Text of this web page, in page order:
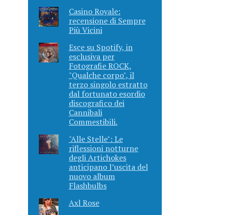
Casino Royale:
recensione di Sempre
Più Vicini
Esce su Spotify, in
esclusiva per
Fotografie ROCK,
"Qualche corpo", il
terzo singolo estratto
dal fortunato esordio
discografico dei
Cannibali
Commestibili.
"Alle Stelle": Le
riflessioni notturne
degli Artichokes
anticipano l’uscita del
nuovo album
Flashbulbs
Axl Rose